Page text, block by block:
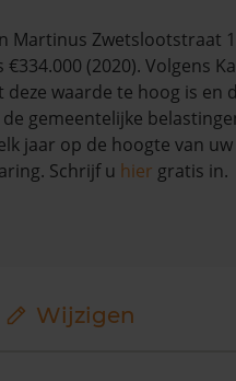
Martinus Zwetslootstraat
(2020). Volgens
deze waarde te hoog is en
gemeentelijke
jaar op de hoogte van
Schrijf u hier gratis in.
Wijzigen